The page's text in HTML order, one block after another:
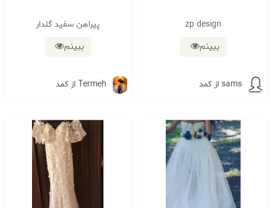
zp design
ببینم
از کمد sams
پیراهن سفید گلدار
ببینم
از کمد Termeh